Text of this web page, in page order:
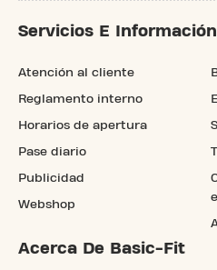
Servicios E Información
Atención al cliente
Reglamento interno
Horarios de apertura
Pase diario
Publicidad
Webshop
Acerca De Basic-Fit